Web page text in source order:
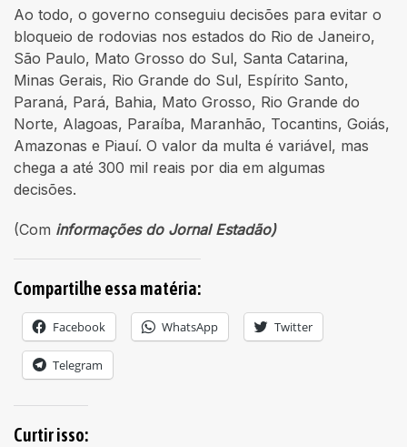
Ao todo, o governo conseguiu decisões para evitar o
bloqueio de rodovias nos estados do Rio de Janeiro,
São Paulo, Mato Grosso do Sul, Santa Catarina,
Minas Gerais, Rio Grande do Sul, Espírito Santo,
Paraná, Pará, Bahia, Mato Grosso, Rio Grande do
Norte, Alagoas, Paraíba, Maranhão, Tocantins, Goiás,
Amazonas e Piauí. O valor da multa é variável, mas
chega a até 300 mil reais por dia em algumas
decisões.
(Com informações do Jornal Estadão)
Compartilhe essa matéria:
Facebook WhatsApp Twitter
Telegram
Curtir isso: